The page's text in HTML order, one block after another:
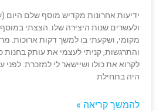
ידיעות אחרונות מקדיש מוסף שלם היום
ולעשרים שנות היצירה שלו. הצצתי
מקומי, ושקעתי בו למשך דקות ארוכות.
והתרגשות, קניתי לעצמי את עותק בחנות
לקרוא את כולו ושיישאר לי למזכרת. לפני
היה בתחילת
להמשך קריאה »